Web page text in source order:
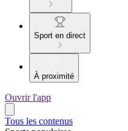
Sport en direct
À proximité
Ouvrir l'app
Tous les contenus